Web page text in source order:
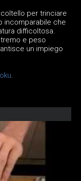
per trinciare
incomparabile che
difficoltosa.
e peso
un impiego
.